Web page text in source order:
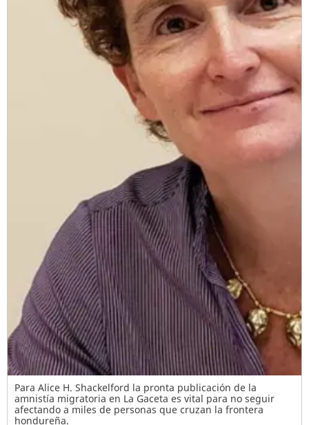
Para Alice H. Shackelford la pronta publicación de la
amnistía migratoria en La Gaceta es vital para no seguir
afectando a miles de personas que cruzan la frontera
hondureña.